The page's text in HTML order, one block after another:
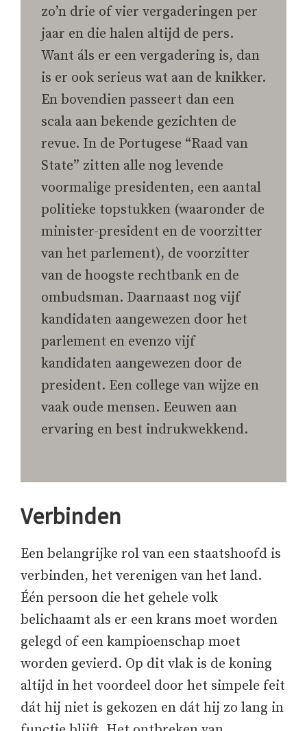
zo’n drie of vier vergaderingen per
jaar en die halen altijd de pers.
Want áls er een vergadering is, dan
is er ook serieus wat aan de knikker.
En bovendien passeert dan een
scala aan bekende gezichten de
revue. In de Portugese “Raad van
State” zitten alle nog levende
voormalige presidenten, een aantal
politieke topstukken (waaronder de
minister-president en de voorzitter
van het parlement), de voorzitter
van de hoogste rechtbank en de
ombudsman. Daarnaast nog vijf
kandidaten aangewezen door het
parlement en evenzo vijf
kandidaten aangewezen door de
president. Een college van wijze en
vaak oude mensen. Eeuwen aan
ervaring en best indrukwekkend.
Verbinden
Een belangrijke rol van een staatshoofd is
verbinden, het verenigen van het land.
Één persoon die het gehele volk
belichaamt als er een krans moet worden
gelegd of een kampioenschap moet
worden gevierd. Op dit vlak is de koning
altijd in het voordeel door het simpele feit
dát hij niet is gekozen en dát hij zo lang in